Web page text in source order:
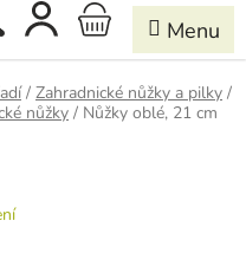
Hledat
NÁKUPNÍ
KOŠÍK
/ Zahradnické nůžky a pilky /
nůžky / Nůžky oblé, 21 cm